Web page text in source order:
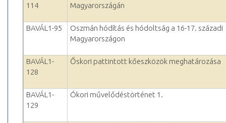
114
Magyarországán
BAVÁL1-95
Oszmán hódítás és hódoltság a 16-17. századi
Magyarországon
BAVÁL1-
128
Őskori pattintott kőeszközök meghatározása
BAVÁL1-
129
Ókori művelődéstörténet 1.